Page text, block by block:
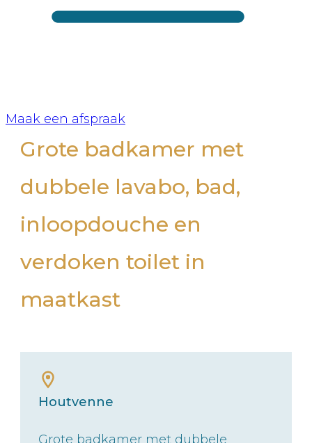
Maak een afspraak
Grote badkamer met
dubbele lavabo, bad,
inloopdouche en
verdoken toilet in
maatkast
Houtvenne
Grote badkamer met dubbele